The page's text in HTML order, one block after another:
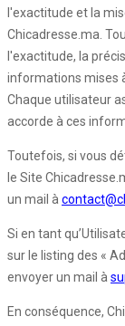
l'exactitude et la
Chicadresse.ma.
l'exactitude, la
informations mises
Chaque utilisateur
accorde à ces
Toutefois, si vous
le Site
un mail à
Si en tant
sur le listing des «
envoyer un mail à
En conséquence,